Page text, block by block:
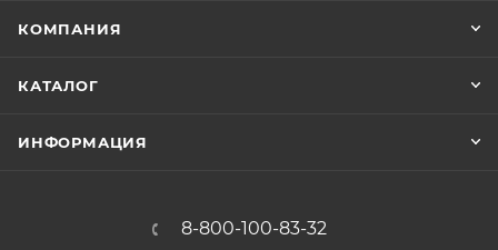
КОМПАНИЯ
КАТАЛОГ
ИНФОРМАЦИЯ
8-800-100-83-32